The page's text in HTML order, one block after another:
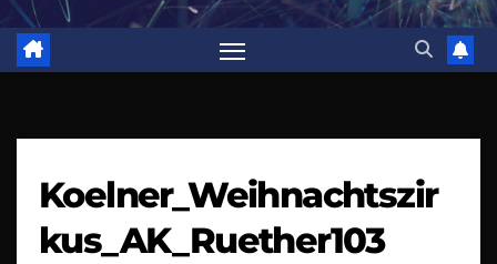
Koelner_Weihnachtszir
kus_AK_Ruether103